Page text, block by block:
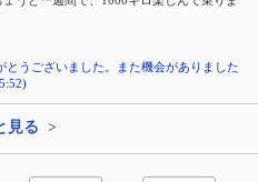
うございました。また機会がありました
見る >